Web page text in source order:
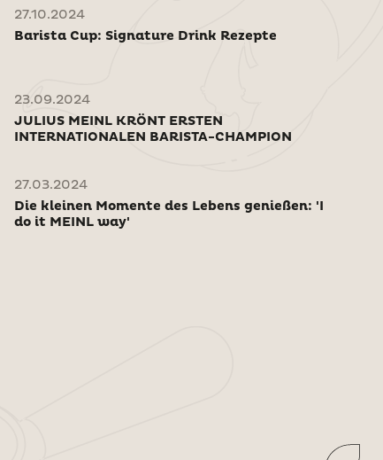
27.10.2024
Barista Cup: Signature Drink Rezepte
23.09.2024
JULIUS MEINL KRÖNT ERSTEN
INTERNATIONALEN BARISTA-CHAMPION
27.03.2024
Die kleinen Momente des Lebens genießen: 'I
do it MEINL way'